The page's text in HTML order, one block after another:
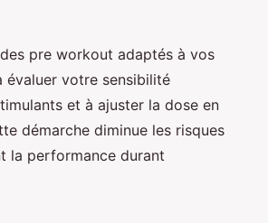
pre workout adaptés à vos
évaluer votre sensibilité
et à ajuster la dose en
démarche diminue les risques
la performance durant